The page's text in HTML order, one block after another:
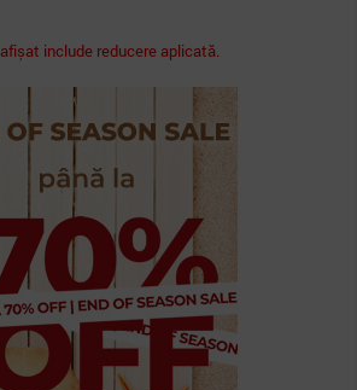
include reducere aplicată.